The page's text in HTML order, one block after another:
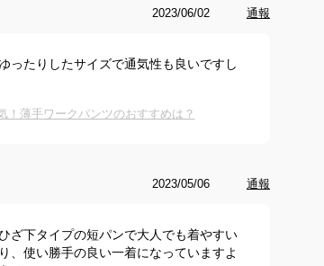
2023/06/02 通報
ったりしたサイズで通気性も良いですし
！薄手ワークパンツのおすすめは？
2023/05/06 通報
ざ下タイプの短パンで大人でも着やすい
、使い勝手の良い一着になっていますよ